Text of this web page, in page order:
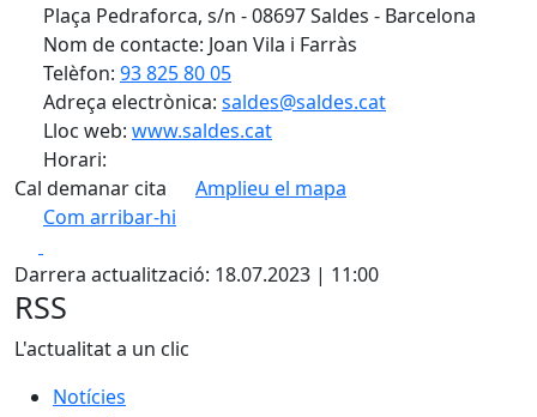
Plaça Pedraforca, s/n - 08697 Saldes - Barcelona
Nom de contacte: Joan Vila i Farràs
Telèfon: 93 825 80 05
Adreça electrònica: saldes@saldes.cat
Lloc web: www.saldes.cat
Horari:
Cal demanar cita
Amplieu el mapa
Com arribar-hi
+
−
Darrera actualització: 18.07.2023 | 11:00
RSS
L'actualitat a un clic
Notícies